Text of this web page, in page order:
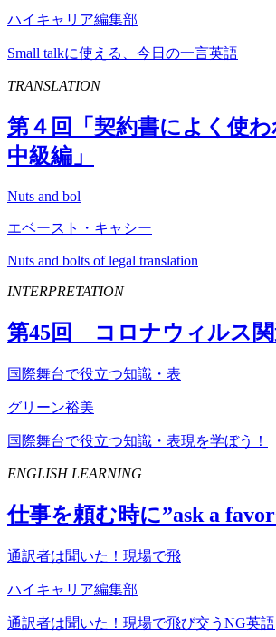
ハイキャリア編集部
Small talkに使える、今日の一言英語
TRANSLATION
第４回「契約書によく使
中級編」
Nuts and bol
エベースト・キャシー
Nuts and bolts of legal translation
INTERPRETATION
第45回 コロナウィルス関
国際舞台で役立つ知識・表
グリーン裕美
国際舞台で役立つ知識・表現を学ぼう！
ENGLISH LEARNING
仕事を頼む時に”ask a favor
通訳者は聞いた！現場で飛
ハイキャリア編集部
通訳者は聞いた！現場で飛び交うNG英語